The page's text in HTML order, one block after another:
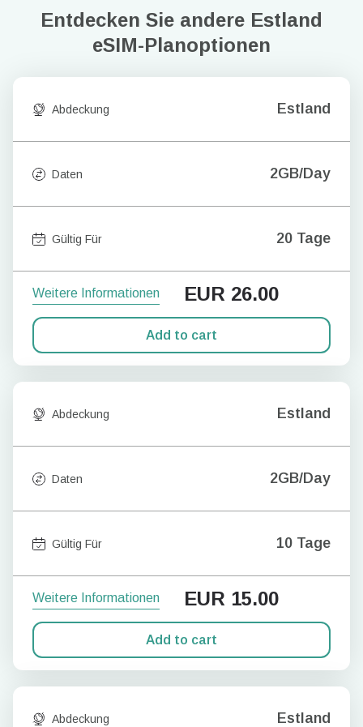
Entdecken Sie andere Estland
eSIM-Planoptionen
Abdeckung Estland
Daten 2GB/Day
Gültig Für 20 Tage
Weitere Informationen EUR 26.00
Add to cart
Abdeckung Estland
Daten 2GB/Day
Gültig Für 10 Tage
Weitere Informationen EUR 15.00
Add to cart
Abdeckung Estland